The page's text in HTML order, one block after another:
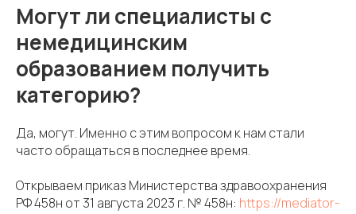
Могут ли специалисты с
немедицинским
образованием получить
категорию?
Да, могут. Именно с этим вопросом к нам стали
часто обращаться в последнее время.
Открываем приказ Министерства здравоохранения
РФ 458н от 31 августа 2023 г. № 458н: https://mediator-